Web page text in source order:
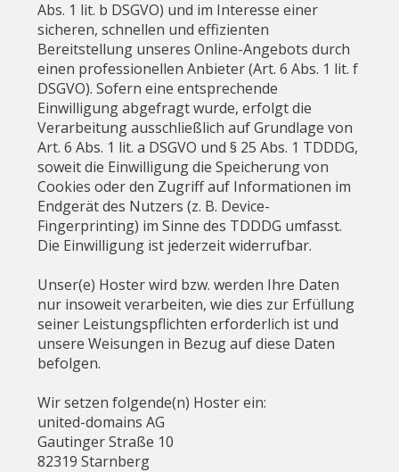
Abs. 1 lit. b DSGVO) und im Interesse einer
sicheren, schnellen und effizienten
Bereitstellung unseres Online-Angebots durch
einen professionellen Anbieter (Art. 6 Abs. 1 lit. f
DSGVO). Sofern eine entsprechende
Einwilligung abgefragt wurde, erfolgt die
Verarbeitung ausschließlich auf Grundlage von
Art. 6 Abs. 1 lit. a DSGVO und § 25 Abs. 1 TDDDG,
soweit die Einwilligung die Speicherung von
Cookies oder den Zugriff auf Informationen im
Endgerät des Nutzers (z. B. Device-
Fingerprinting) im Sinne des TDDDG umfasst.
Die Einwilligung ist jederzeit widerrufbar.
Unser(e) Hoster wird bzw. werden Ihre Daten
nur insoweit verarbeiten, wie dies zur Erfüllung
seiner Leistungspflichten erforderlich ist und
unsere Weisungen in Bezug auf diese Daten
befolgen.
Wir setzen folgende(n) Hoster ein:
united-domains AG
Gautinger Straße 10
82319 Starnberg